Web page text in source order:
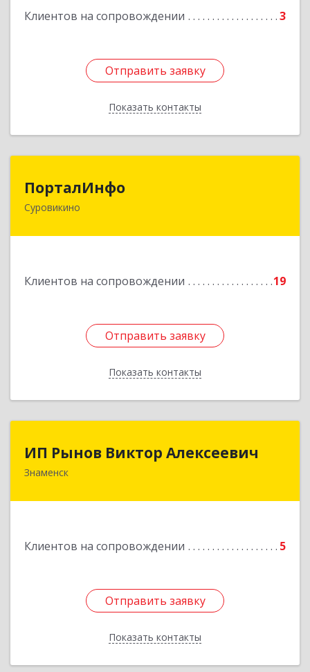
Клиентов на сопровождении 3
Отправить заявку
Показать контакты
Подробнее
Отправить заявку
Назад
ПорталИнфо
Суровикино
Клиентов на сопровождении 19
Отправить заявку
Показать контакты
404414, г.Суровкино Волгоградской обл. ул. 1-й
Отправить заявку
Назад
ИП Рынов Виктор Алексеевич
Знаменск
Клиентов на сопровождении 5
Отправить заявку
Показать контакты
Отправить заявку
Назад